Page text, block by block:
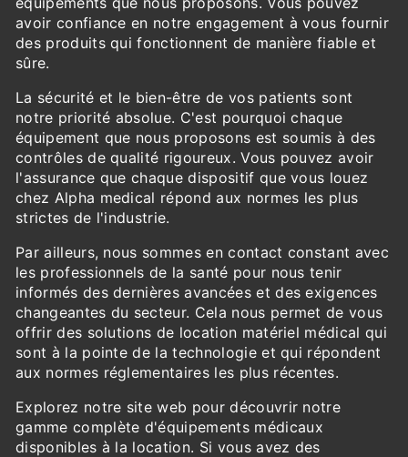
avoir confiance en notre engagement à vous fournir
des produits qui fonctionnent de manière fiable et
sûre.
La sécurité et le bien-être de vos patients sont
notre priorité absolue. C'est pourquoi chaque
équipement que nous proposons est soumis à des
contrôles de qualité rigoureux. Vous pouvez avoir
l'assurance que chaque dispositif que vous louez
chez Alpha medical répond aux normes les plus
strictes de l'industrie.
Par ailleurs, nous sommes en contact constant avec
les professionnels de la santé pour nous tenir
informés des dernières avancées et des exigences
changeantes du secteur. Cela nous permet de vous
offrir des solutions de location matériel médical qui
sont à la pointe de la technologie et qui répondent
aux normes réglementaires les plus récentes.
Explorez notre site web pour découvrir notre
gamme complète d'équipements médicaux
disponibles à la location. Si vous avez des